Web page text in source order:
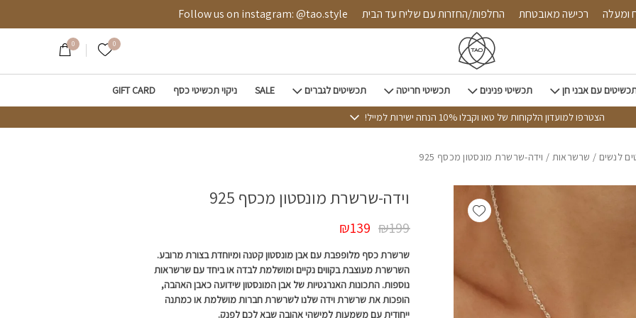
רכישה מאובטחת החלפות/החזרות עם שליח עד הבית Follow us on instagram: @tao.style
0 הרשימה שלי
0
עם אבני חן תכשיטי פנינים תכשיטי חריטה תכשיטים לגברים SALE ניקוי תכשיטי כסף GIFT CARD
הצטרפו למועדון הלקוחות של טאו וקבלו 10% הנחה ישירות למייל!
לנשים / שרשראות / וידה-שרשרת מונסטון מכסף 925
וידה-שרשרת מונסטון מכסף 925
₪199
₪139
שרשרת כסף מלופפבת עם אבן מונסטון קטנה ומיוחדת בצורת מרובע.
השרשרת מעוצבת בקווים נקיים ומושלמת לבדה או ביחד עם שרשראות
נוספות. התכונות האנרגטיות של אבן המונסטון שידועה כאבן האהבה,
הופכות את שרשרת וידה שלנו לשרשרת חברות מושלמת או כמתנה
ייחודית עם משמעות למישהי אהובה שבא לכם לפנק.
Add wishlist